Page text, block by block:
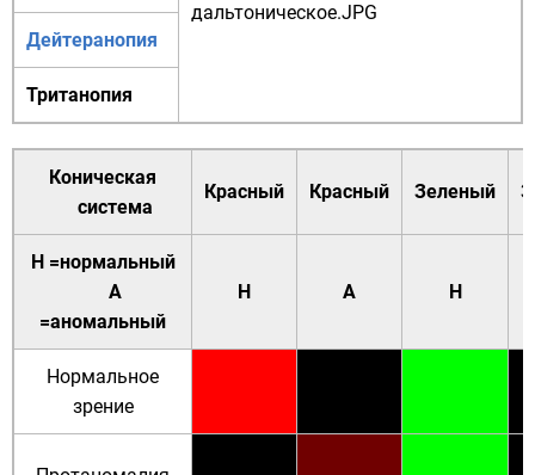
Дейтеранопия
Тританопия
Коническая
система
Красный Красный Зеленый
Н=нормальный
А
=аномальный
Н А Н
Нормальное
зрение